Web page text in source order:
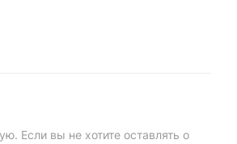
Если вы не хотите оставлять о